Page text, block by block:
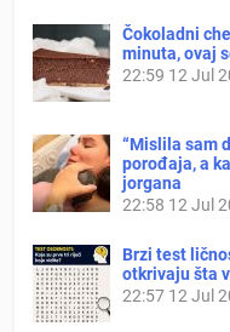
Čokoladni
minuta, ovaj
22:59 12 Jul
“Mislila sam
porođaja, a
jorgana
22:58 12 Jul
Brzi test
otkrivaju šta
22:57 12 Jul